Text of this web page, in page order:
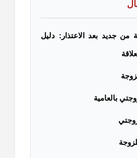
من جديد بعد الاعتذار: دليل
بالعامية